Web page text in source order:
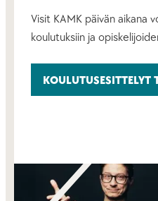
Visit KAMK päivän aikana
koulutuksiin ja
KOULUTUSESITTELYT